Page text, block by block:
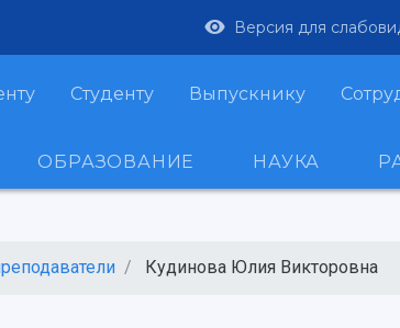
Версия для
Студенту Выпускнику
ОБРАЗОВАНИЕ НАУКА
Кудинова Юлия Викторовна